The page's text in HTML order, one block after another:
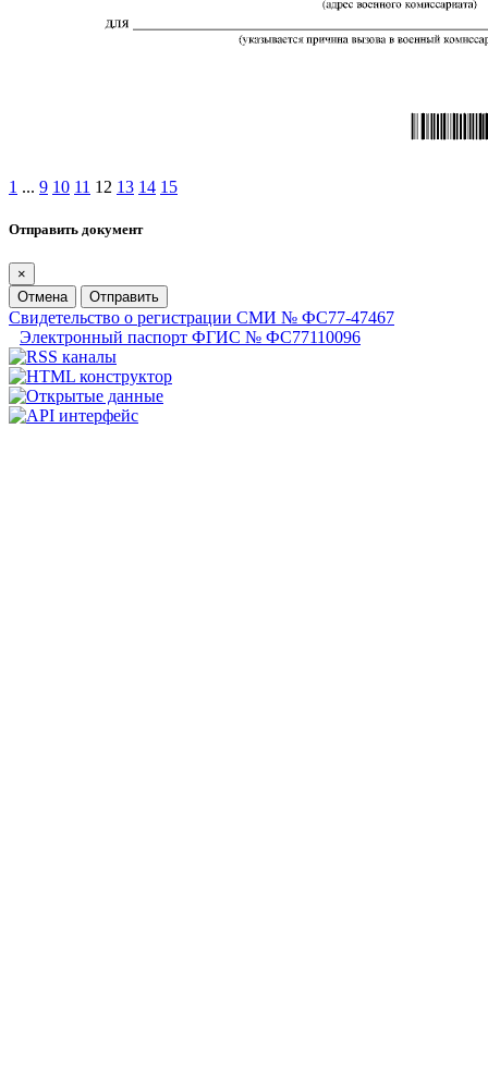
1 ... 9 10 11 12 13 14 15
Отправить документ
×
Отмена
Отправить
Свидетельство о регистрации СМИ № ФС77-47467
Электронный паспорт ФГИС № ФС77110096